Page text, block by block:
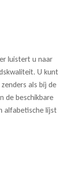
luistert u naar
U kunt
als bij de
de beschikbare
alfabetische lijst